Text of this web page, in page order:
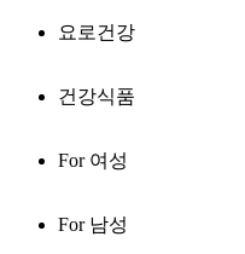
요로건강
건강식품
For 여성
For 남성